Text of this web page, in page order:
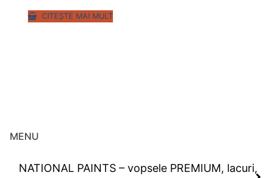
CITEȘTE MAI MULT
MENU
NATIONAL PAINTS – vopsele PREMIUM, lacuri,